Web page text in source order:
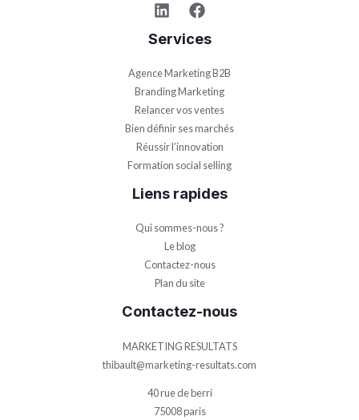
Services
Agence Marketing B2B
Branding Marketing
Relancer vos ventes
Bien définir ses marchés
Réussir l’innovation
Formation social selling
Liens rapides
Qui sommes-nous ?
Le blog
Contactez-nous
Plan du site
Contactez-nous
MARKETING RESULTATS
thibault@marketing-resultats.com
40 rue de berri
75008 paris